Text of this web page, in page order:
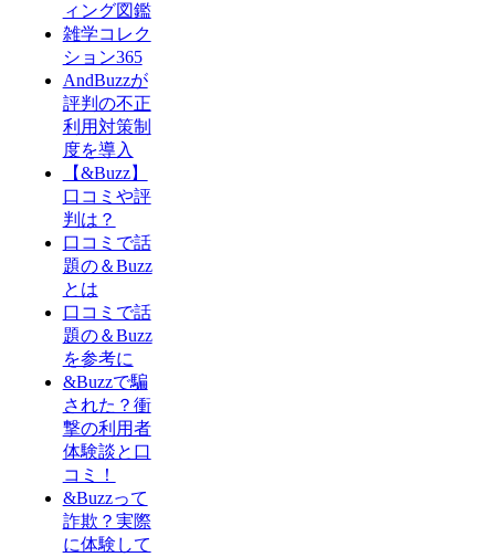
ィング図鑑
雑学コレク
ション365
AndBuzzが
評判の不正
利用対策制
度を導入
【&Buzz】
口コミや評
判は？
口コミで話
題の＆Buzz
とは
口コミで話
題の＆Buzz
を参考に
&Buzzで騙
された？衝
撃の利用者
体験談と口
コミ！
&Buzzって
詐欺？実際
に体験して